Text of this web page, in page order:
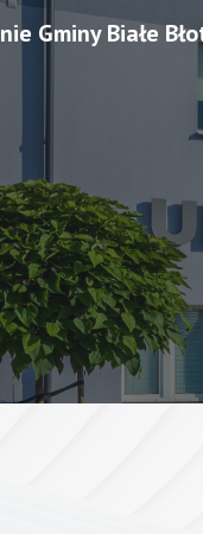
Gminy Białe